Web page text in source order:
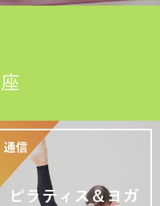
ピラティス＆ヨガ